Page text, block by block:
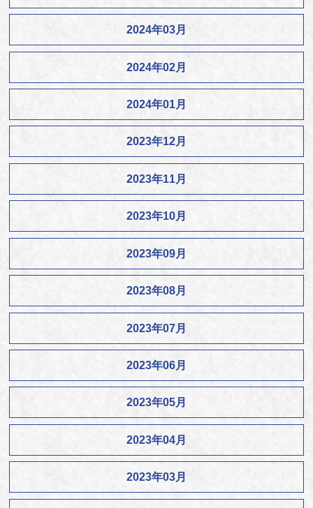
2024年03月
2024年02月
2024年01月
2023年12月
2023年11月
2023年10月
2023年09月
2023年08月
2023年07月
2023年06月
2023年05月
2023年04月
2023年03月